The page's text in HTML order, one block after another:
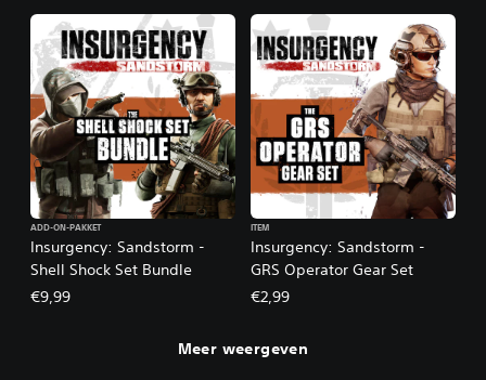
Insurgency: Sandstorm -
Shell Shock Set Bundle
ADD-ON-PAKKET
€9,99
Insurgency: Sandstorm -
GRS Operator Gear Set
ITEM
€2,99
Meer weergeven